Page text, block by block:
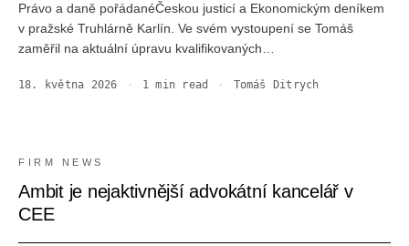
Právo a daně pořádanéČeskou justicí a Ekonomickým deníkem
v pražské Truhlárně Karlín. Ve svém vystoupení se Tomáš
zaměřil na aktuální úpravu kvalifikovaných…
18. května 2026 · 1 min read · Tomáš Ditrych
FIRM NEWS
Ambit je nejaktivnější advokátní kancelář v
CEE